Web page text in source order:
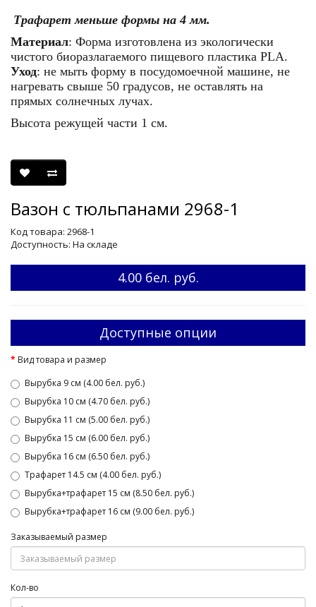
Трафарет меньше формы на 4 мм.
Материал: Форма изготовлена из экологически
чистого биоразлагаемого пищевого пластика PLA.
Уход: не мыть форму в посудомоечной машине, не
нагревать свыше 50 градусов, не оставлять на
прямых солнечных лучах.
Высота режущей части 1 см.
Вазон с тюльпанами 2968-1
Код товара: 2968-1
Доступность: На складе
4.00 бел. руб.
Доступные опции
Вид товара и размер
Вырубка 9 см (4.00 бел. руб.)
Вырубка 10 см (4.70 бел. руб.)
Вырубка 11 см (5.00 бел. руб.)
Вырубка 15 см (6.00 бел. руб.)
Вырубка 16 см (6.50 бел. руб.)
Трафарет 14.5 см (4.00 бел. руб.)
Вырубка+трафарет 15 см (8.50 бел. руб.)
Вырубка+трафарет 16 см (9.00 бел. руб.)
Заказываемый размер
Кол-во